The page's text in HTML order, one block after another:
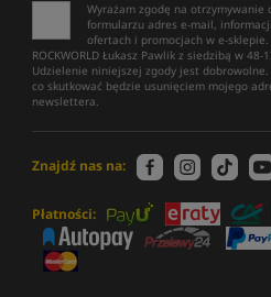
Wyrażam zgodę na
formularzu adres e-mail,
ofertach i promocjach w e-
ROCKWORLD Łukasz Pawlik z siedzibą w
Udzielenie niniejszej zgody jest
co skutkować będzie usunięciem mojego
newslettera.
Znajdź nas na:
Płatności: